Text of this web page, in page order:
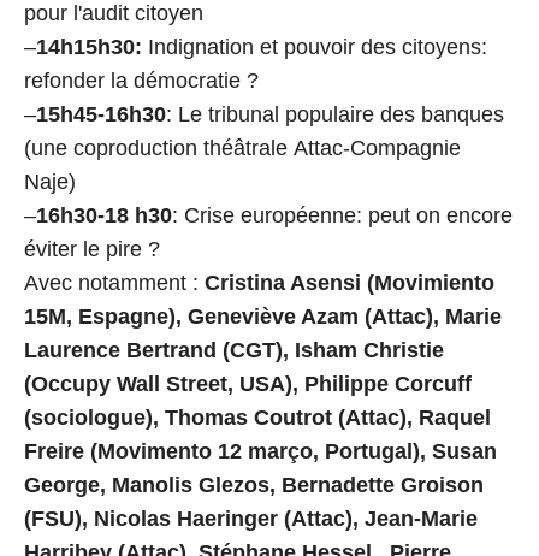
pour l'audit citoyen
–14h15h30: Indignation et pouvoir des citoyens:
refonder la démocratie ?
–15h45-16h30: Le tribunal populaire des banques
(une coproduction théâtrale Attac-Compagnie
Naje)
–16h30-18 h30: Crise européenne: peut on encore
éviter le pire ?
Avec notamment : Cristina Asensi (Movimiento
15M, Espagne), Geneviève Azam (Attac), Marie
Laurence Bertrand (CGT), Isham Christie
(Occupy Wall Street, USA), Philippe Corcuff
(sociologue), Thomas Coutrot (Attac), Raquel
Freire (Movimento 12 março, Portugal), Susan
George, Manolis Glezos, Bernadette Groison
(FSU), Nicolas Haeringer (Attac), Jean-Marie